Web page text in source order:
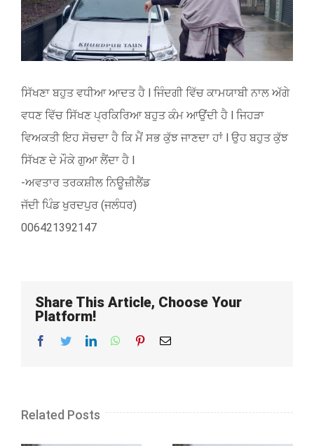
ਸਿੱਖਣਾ ਬਹੁਤ ਵਧੀਆ ਆਦਤ ਹੈ l ਜਿੰਦਗੀ ਵਿੱਚ ਕਾਮਯਾਬੀ ਨਾਲ ਅੱਗੇ
ਵਧਣ ਵਿੱਚ ਸਿੱਖਣ ਪ੍ਰਕਿਰਿਆ ਬਹੁਤ ਕੰਮ ਆਉਂਦੀ ਹੈ l ਜਿਹੜਾ
ਵਿਅਕਤੀ ਇਹ ਸੋਚਦਾ ਹੈ ਕਿ ਮੈਂ ਸਭ ਕੁੱਝ ਜਾਣਦਾ ਹਾਂ l ਉਹ ਬਹੁਤ ਕੁੱਝ
ਸਿੱਖਣ ਦੇ ਮੌਕੇ ਗੁਆ ਲੈਂਦਾ ਹੈ l
-ਅਵਤਾਰ ਤਰਕਸ਼ੀਲ ਨਿਊਜ਼ੀਲੈਂਡ
ਜੱਦੀ ਪਿੰਡ ਖੁਰਦਪੁਰ (ਜਲੰਧਰ)
006421392147
Share This Article, Choose Your
Platform!
Facebook
TwitterLinkedInWhatsApp
PinterestEmail
Related Posts